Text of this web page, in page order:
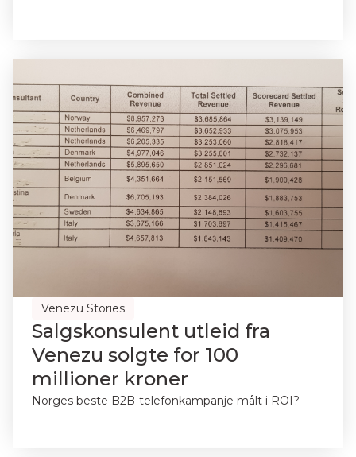
Venezu Stories
Salgskonsulent utleid fra
Venezu solgte for 100
millioner kroner
Norges beste B2B-telefonkampanje målt i ROI?